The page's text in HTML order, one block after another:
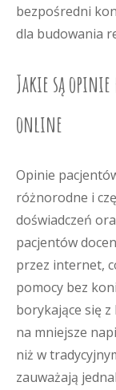
bezpośredni
dla budowania
Jakie są
online
Opinie
różnorodne i
doświadczeń
pacjentów
przez internet,
pomocy bez
borykające się z
na mniejsze
niż w
zauważają